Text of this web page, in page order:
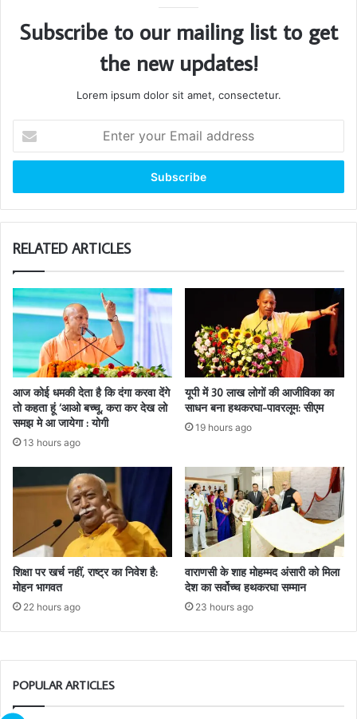
Subscribe to our mailing list to get
the new updates!
Lorem ipsum dolor sit amet, consectetur.
your
Email
RELATED ARTICLES
आज कोई धमकी देता है कि दंगा करवा देंगे
तो कहता हूं ‘आओ बच्चू, करा कर देख लो
समझ मे आ जायेगा : योगी
13 hours ago
यूपी में 30 लाख लोगों की आजीविका का
साधन बना हथकरघा-पावरलूम: सीएम
19 hours ago
शिक्षा पर खर्च नहीं, राष्ट्र का निवेश है:
मोहन भागवत
22 hours ago
वाराणसी के शाह मोहम्मद अंसारी को मिला
देश का सर्वोच्च हथकरघा सम्मान
23 hours ago
POPULAR ARTICLES